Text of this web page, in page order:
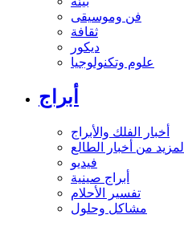
فن وموسيقى
ثقافة
ديكور
علوم وتكنولوجيا
أبراج
أخبار الفلك والأبراج
المزيد من أخبار الطالع
فيديو
أبراج صينية
تفسير الأحلام
مشاكل وحلول